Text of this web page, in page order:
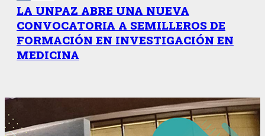
LA UNPAZ ABRE UNA NUEVA
CONVOCATORIA A SEMILLEROS DE
FORMACIÓN EN INVESTIGACIÓN EN
MEDICINA